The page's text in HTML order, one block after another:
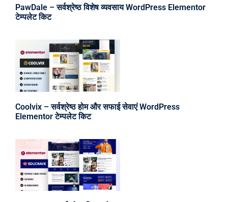
PawDale – सर्वश्रेष्ठ विशेष व्यवसाय WordPress Elementor
टेम्पलेट किट
Coolvix – सर्वश्रेष्ठ होम और सफाई सेवाएं WordPress
Elementor टेम्पलेट किट